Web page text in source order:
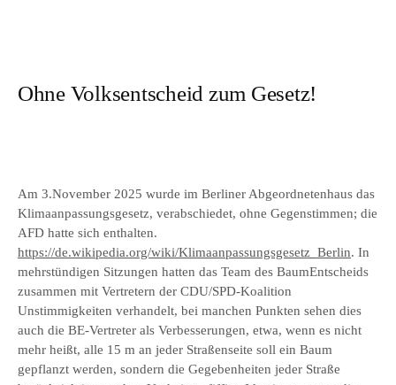
Ohne Volksentscheid zum Gesetz!
Am 3.November 2025 wurde im Berliner Abgeordnetenhaus das
Klimaanpassungsgesetz, verabschiedet, ohne Gegenstimmen; die
AFD hatte sich enthalten.
https://de.wikipedia.org/wiki/Klimaanpassungsgesetz_Berlin. In
mehrstündigen Sitzungen hatten das Team des BaumEntscheids
zusammen mit Vertretern der CDU/SPD-Koalition
Unstimmigkeiten verhandelt, bei manchen Punkten sehen dies
auch die BE-Vertreter als Verbesserungen, etwa, wenn es nicht
mehr heißt, alle 15 m an jeder Straßenseite soll ein Baum
gepflanzt werden, sondern die Gegebenheiten jeder Straße